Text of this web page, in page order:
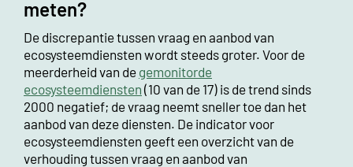
meten?
De discrepantie tussen vraag en aanbod van
ecosysteemdiensten wordt steeds groter. Voor de
meerderheid van de gemonitorde
ecosysteemdiensten (10 van de 17) is de trend sinds
2000 negatief; de vraag neemt sneller toe dan het
aanbod van deze diensten. De indicator voor
ecosysteemdiensten geeft een overzicht van de
verhouding tussen vraag en aanbod van